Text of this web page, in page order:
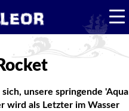
unsere springende 'Aqua
wird als Letzter im Wasser